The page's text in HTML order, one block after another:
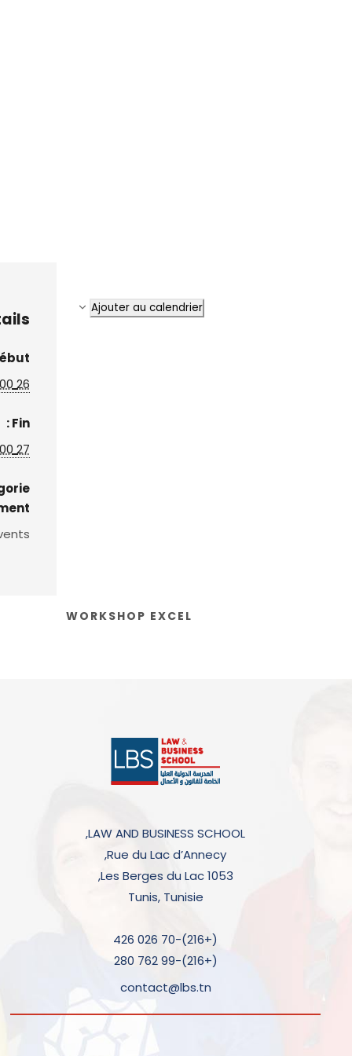
Ajouter au calendrier
:
26 juillet 2023 | 09:00
Fin :
27 juillet 2023 | 13:00
WORKSHOP EXCEL
LAW AND BUSINESS SCHOOL,
Rue du Lac d’Annecy,
Les Berges du Lac 1053,
Tunis, Tunisie
(+216)-70 026 426
(+216)-99 762 280
contact@lbs.tn